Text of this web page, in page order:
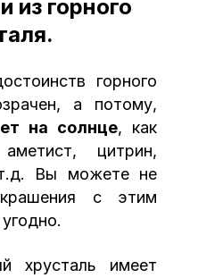
из горного
горного
а потому,
на солнце, как
цитрин,
Вы можете не
с этим
хрусталь имеет